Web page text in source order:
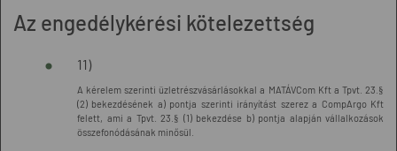
Az engedélykérési kötelezettség
11)
A kérelem szerinti üzletrészvásárlásokkal a MATÁVCom Kft a Tpvt. 23.§
(2) bekezdésének a) pontja szerinti irányítást szerez a CompArgo Kft
felett, ami a Tpvt. 23.§ (1) bekezdése b) pontja alapján vállalkozások
összefonódásának minősül.